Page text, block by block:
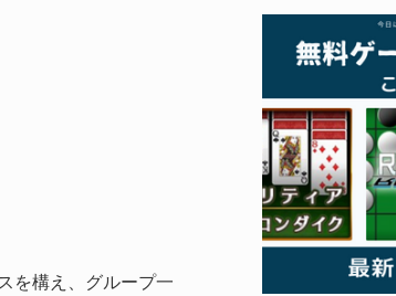
を構え、グループ一